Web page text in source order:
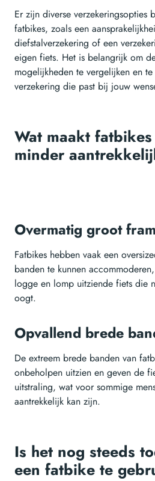
Er zijn diverse verzekeringsopties
fatbikes, zoals een
diefstalverzekering of een
eigen fiets. Het is belangrijk om
mogelijkheden te vergelijken en
verzekering die past bij jouw
Wat maakt
minder
Overmatig groot
Fatbikes hebben vaak een
banden te kunnen
logge en lomp uitziende fiets die
oogt.
Opvallend brede
De extreem brede banden van
onbeholpen uitzien en geven de
uitstraling, wat voor sommige
aantrekkelijk kan zijn.
Is het nog steeds
een fatbike te